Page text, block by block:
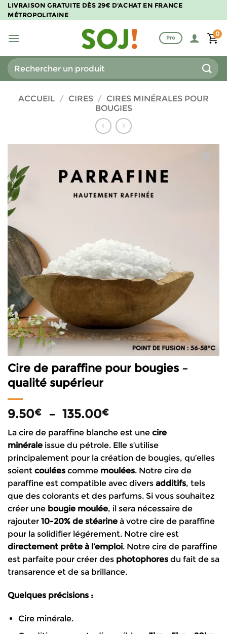
Passer
au
LIVRAISON GRATUITE DÈS 29€ D'ACHAT EN FRANCE
MÉTROPOLITAINE
Pro
0
Recherche
pour :
ACCUEIL / CIRES / CIRES MINÉRALES POUR
BOUGIES
Cire de paraffine pour bougies –
qualité supérieur
9.50€ – 135.00€Plage
de
prix :
9.50€
à
135.00€
La cire de paraffine blanche est une cire
minérale issue du pétrole. Elle s’utilise
principalement pour la création de bougies, qu’elles
soient coulées comme moulées. Notre cire de
paraffine est compatible avec divers additifs, tels
que des colorants et des parfums. Si vous souhaitez
créer une bougie moulée, il sera nécessaire de
rajouter 10-20% de stéarine à votre cire de paraffine
pour la solidifier légérement. Notre cire est
directement prête à l’emploi. Notre cire de paraffine
est parfaite pour créer des photophores du fait de sa
transarence et de sa brillance.
Quelques précisions :
Cire minérale.